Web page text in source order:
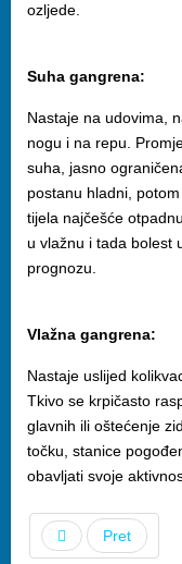
ozljede.
Suha gangrena:
Nastaje na udovima,
nogu i na repu.
suha, jasno
postanu hladni,
tijela najčešće
u vlažnu i tada bolest
prognozu.
Vlažna gangrena:
Nastaje uslijed
Tkivo se krpičasto
glavnih ili oštećenje
točku, stanice
obavljati svoje
Pret